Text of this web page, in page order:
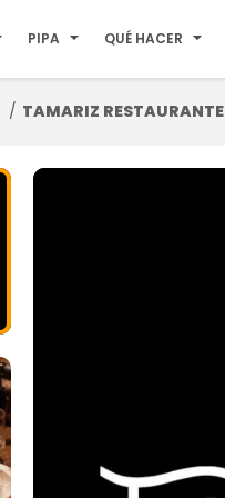
PIPA QUÉ HACER
TAMARIZ RESTAURANTE